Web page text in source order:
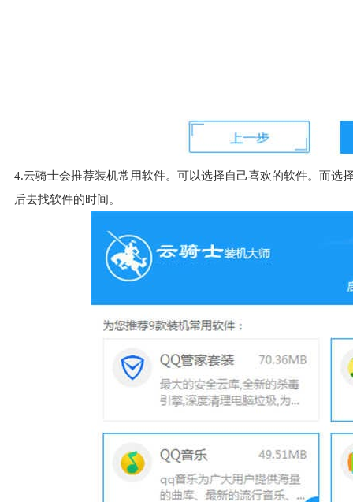
4.云骑士会推荐装机常用软件。可以选择自己喜欢的软件。而选
后去找软件的时间。